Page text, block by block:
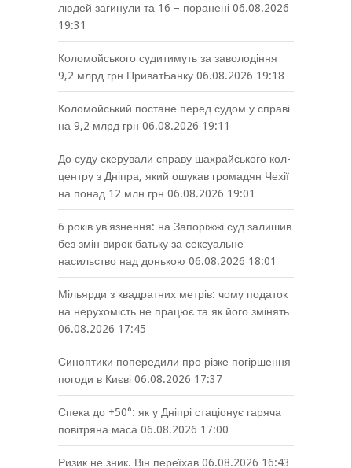
людей загинули та 16 – поранені 06.08.2026
19:31
Коломойського судитимуть за заволодіння
9,2 млрд грн ПриватБанку 06.08.2026 19:18
Коломойський постане перед судом у справі
на 9,2 млрд грн 06.08.2026 19:11
До суду скерували справу шахрайського кол-
центру з Дніпра, який ошукав громадян Чехії
на понад 12 млн грн 06.08.2026 19:01
6 років увʼязнення: на Запоріжжі суд залишив
без змін вирок батьку за сексуальне
насильство над донькою 06.08.2026 18:01
Мільярди з квадратних метрів: чому податок
на нерухомість не працює та як його змінять
06.08.2026 17:45
Синоптики попередили про різке погіршення
погоди в Києві 06.08.2026 17:37
Спека до +50°: як у Дніпрі стаціонує гаряча
повітряна маса 06.08.2026 17:00
Ризик не зник. Він переїхав 06.08.2026 16:43